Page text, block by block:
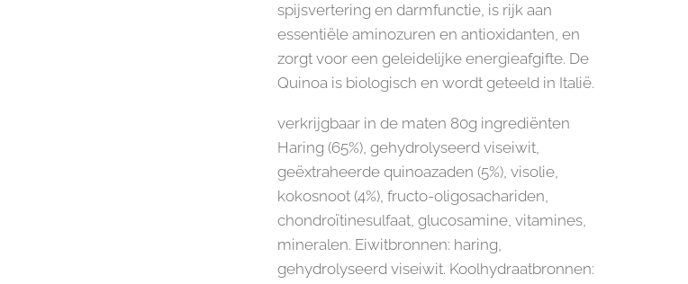
spijsvertering en darmfunctie, is rijk aan
essentiële aminozuren en antioxidanten, en
zorgt voor een geleidelijke energieafgifte. De
Quinoa is biologisch en wordt geteeld in Italië.
verkrijgbaar in de maten 80g ingrediënten
Haring (65%), gehydrolyseerd viseiwit,
geëxtraheerde quinoazaden (5%), visolie,
kokosnoot (4%), fructo-oligosachariden,
chondroïtinesulfaat, glucosamine, vitamines,
mineralen. Eiwitbronnen: haring,
gehydrolyseerd viseiwit. Koolhydraatbronnen: